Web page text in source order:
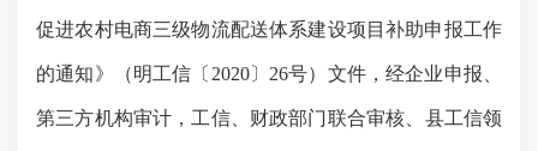
促进农村电商三级物流配送体系建设项目补助申报工作
的通知》（明工信〔2020〕26号）文件，经企业申报、
第三方机构审计， 工信、财政部门联合审核 县工信领